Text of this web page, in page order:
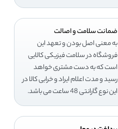
ضمانت سلامت و اصالت
به معنی اصل بودن و تعهد این
فروشگاه در سلامت فیزیکی کالایی
است که به دست مشتری خواهد
رسید و مدت اعلام ایراد و خرابی کالا در
این نوع گارانتی 48 ساعت می باشد.